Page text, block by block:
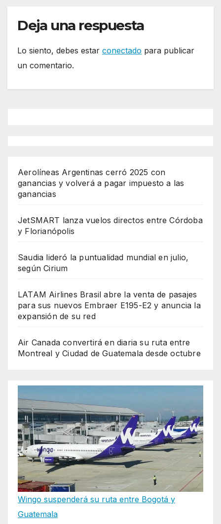
Deja una respuesta
Lo siento, debes estar conectado para publicar
un comentario.
Aerolíneas Argentinas cerró 2025 con
ganancias y volverá a pagar impuesto a las
ganancias
JetSMART lanza vuelos directos entre Córdoba
y Florianópolis
Saudia lideró la puntualidad mundial en julio,
según Cirium
LATAM Airlines Brasil abre la venta de pasajes
para sus nuevos Embraer E195-E2 y anuncia la
expansión de su red
Air Canada convertirá en diaria su ruta entre
Montreal y Ciudad de Guatemala desde octubre
Wingo suspenderá su ruta entre Bogotá y
Guatemala